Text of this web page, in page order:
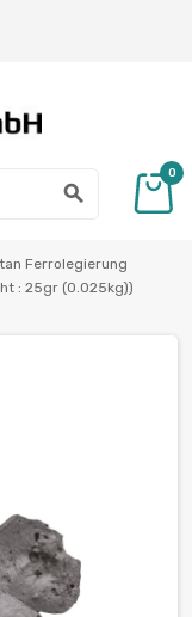
search
0
Ferrolegierung
: 25gr (0.025kg))